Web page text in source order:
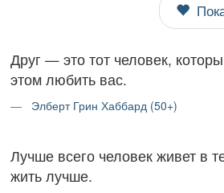
Друг — это тот человек,
этом любить вас.
Элберт Грин Хаббард (50+)
Лучше всего человек живет в
жить лучше.